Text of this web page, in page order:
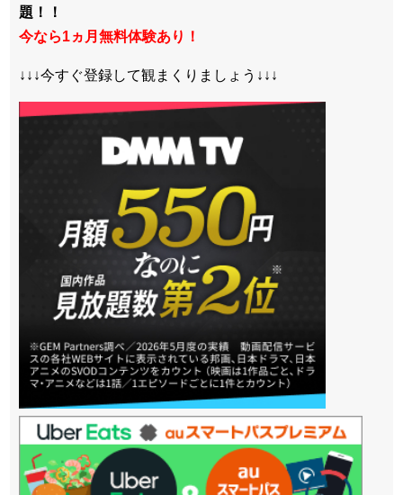
題！！
今なら1ヵ月無料体験あり！
↓↓↓今すぐ登録して観まくりましょう↓↓↓